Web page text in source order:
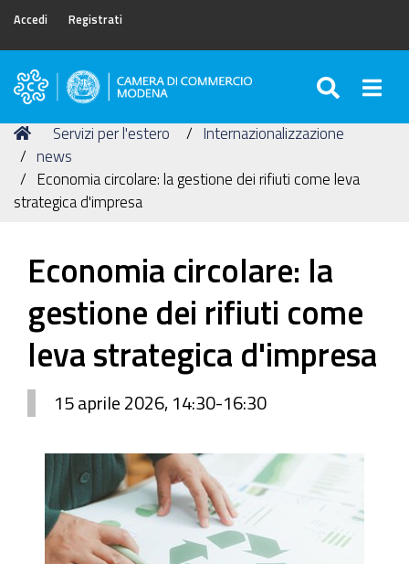
Accedi Registrati
Camera
Commercio
di
Modena
Tu
sei
qui:
Home
Servizi per l'estero
Internazionalizzazione
news
Economia circolare: la gestione dei rifiuti come leva
strategica d'impresa
Economia circolare: la
gestione dei rifiuti come
leva strategica d'impresa
15 aprile 2026, 14:30-16:30